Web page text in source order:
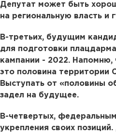
Депутат может быть
на региональную власть и
В-третьих, будущим
для подготовки
кампании - 2022. Напомню,
это половина территории
Выступать от «половины
задел на будущее.
В-четвертых,
укрепления своих